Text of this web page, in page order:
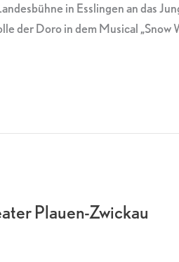
in Esslingen an das
der Doro in dem Musical
Plauen-Zwickau